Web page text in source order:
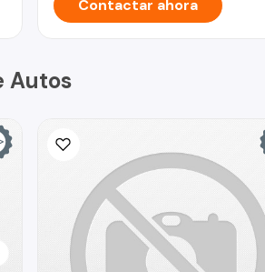
Contactar ahora
Autos